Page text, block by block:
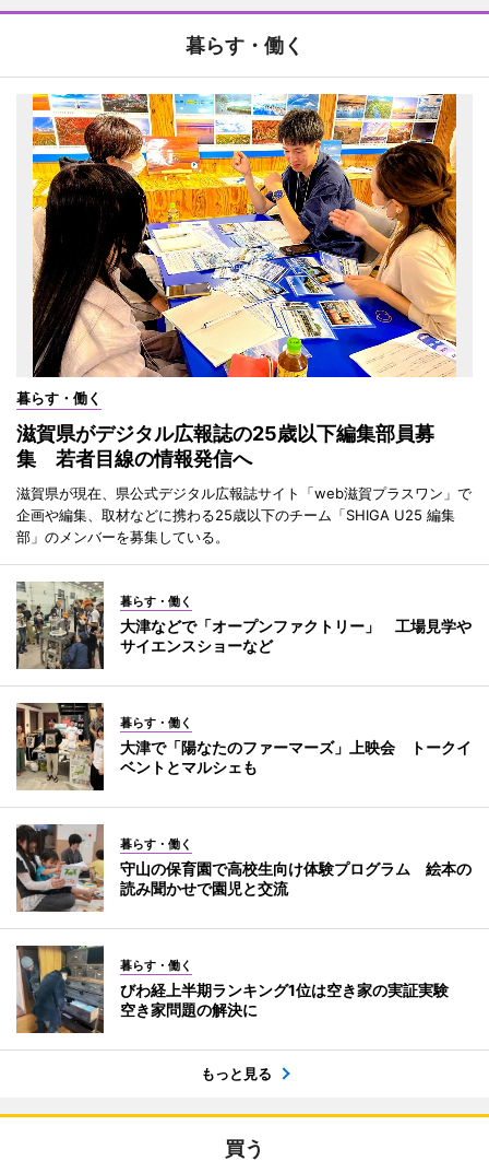
暮らす・働く
暮らす・働く
滋賀県がデジタル広報誌の25歳以下編集部員募
集 若者目線の情報発信へ
滋賀県が現在、県公式デジタル広報誌サイト「web滋賀プラスワン」で
企画や編集、取材などに携わる25歳以下のチーム「SHIGA U25 編集
部」のメンバーを募集している。
暮らす・働く
大津などで「オープンファクトリー」 工場見学や
サイエンスショーなど
暮らす・働く
大津で「陽なたのファーマーズ」上映会 トークイ
ベントとマルシェも
暮らす・働く
守山の保育園で高校生向け体験プログラム 絵本の
読み聞かせで園児と交流
暮らす・働く
びわ経上半期ランキング1位は空き家の実証実験
空き家問題の解決に
もっと見る
買う